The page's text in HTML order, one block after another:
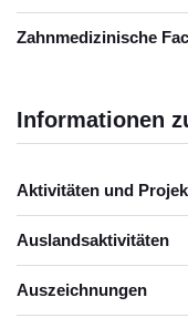
Zahnmedizinische
Informationen
Aktivitäten und
Auslandsaktivitäten
Auszeichnungen